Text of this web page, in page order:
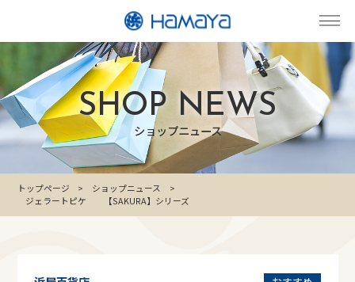
SHOP NEWS
ショップニュース
トップページ
ショップニュース
ジェラートピケ 【SAKURA】シリーズ